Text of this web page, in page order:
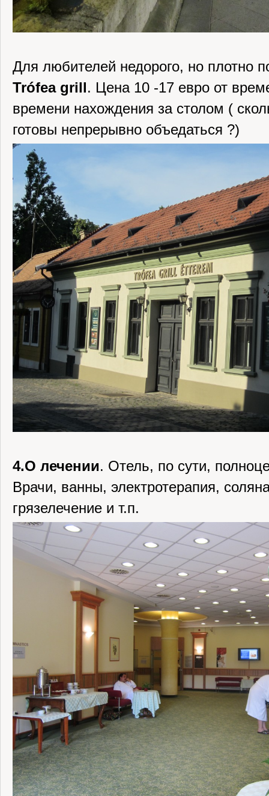
Для любителей недорого, но плотно
Trófea grill. Цена 10 -17 евро от
времени нахождения за столом (
готовы непрерывно объедаться ?)
4.О лечении. Отель, по сути,
Врачи, ванны, электротерапия,
грязелечение и т.п.